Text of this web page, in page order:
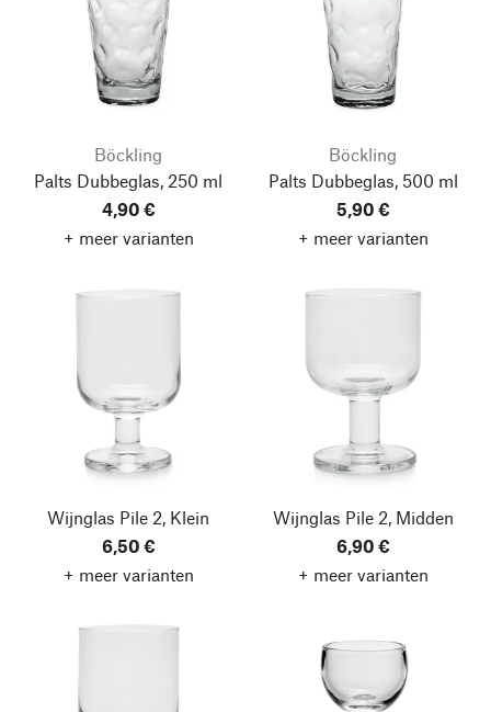
Böckling
Palts Dubbeglas, 250 ml
4,90 €
+ meer varianten
Böckling
Palts Dubbeglas, 500 ml
5,90 €
+ meer varianten
Wijnglas Pile 2, Klein
6,50 €
+ meer varianten
Wijnglas Pile 2, Midden
6,90 €
+ meer varianten